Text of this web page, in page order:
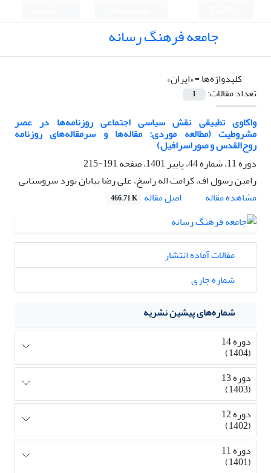
جامعه فرهنگ رسانه
کلیدواژه‌ها =«ایران»
تعداد مقالات:
1
واکاوی تطبیقی نقش سیاسی اجتماعی روزنامه‌ها در عصر
مشروطیت (مطالعه موردی: مقاله‌ها و سرمقاله‌های روزنامه
روح‌القدس و صوراسرافیل)
دوره 11، شماره 44، پاییز 1401، صفحه
191-215
رامین رسول اف، کرامت اله راسخ، علی رضا بیابان نورد سروستانی
مشاهده مقاله
اصل مقاله 466.71 K
مقالات آماده انتشار
شماره جاری
شماره‌های پیشین نشریه
دوره 14
(1404)
دوره 13
(1403)
دوره 12
(1402)
دوره 11
(1401)